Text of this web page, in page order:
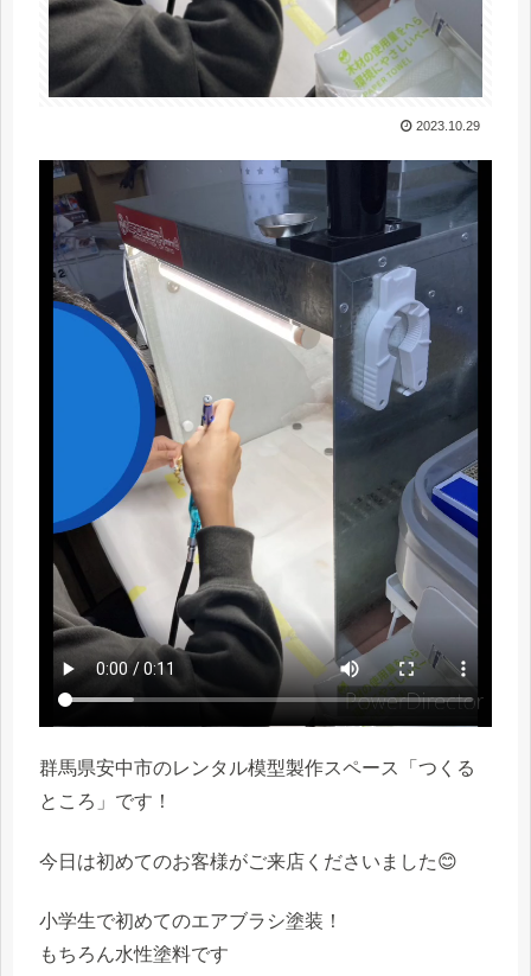
2023.10.29
群馬県安中市のレンタル模型製作スペース「つくる
ところ」です！
今日は初めてのお客様がご来店くださいました😊
小学生で初めてのエアブラシ塗装！
もちろん水性塗料です